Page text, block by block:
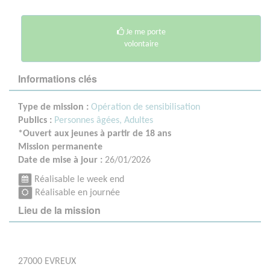
Je me porte
volontaire
Informations clés
Type de mission : Opération de sensibilisation
Publics : Personnes âgées, Adultes
*Ouvert aux jeunes à partir de 18 ans
Mission permanente
Date de mise à jour : 26/01/2026
Réalisable le week end
Réalisable en journée
Lieu de la mission
27000 EVREUX